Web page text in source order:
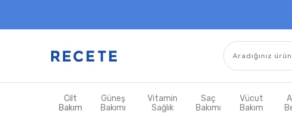
Cilt
Bakım
Güneş
Bakımı
Vitamin
Sağlık
Saç
Bakımı
Vücut
Bakım